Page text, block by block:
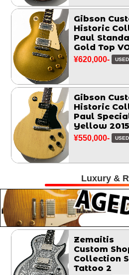
Gibson
Historic
Paul
Gold Top
¥620,000- USED
Gibson
Historic
Paul
Yellow 2015
¥550,000- USED
Luxury &
Zemaitis
Custom
Collection
Tattoo 2